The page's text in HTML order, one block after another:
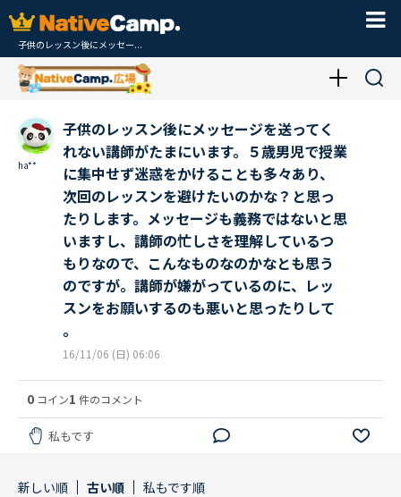
子供のレッスン後にメッセー...
ha**
子供のレッスン後にメッセージを送ってく
れない講師がたまにいます。５歳男児で授業
に集中せず迷惑をかけることも多々あり、
次回のレッスンを避けたいのかな？と思っ
たりします。メッセージも義務ではないと思
いますし、講師の忙しさを理解しているつ
もりなので、こんなものなのかなとも思う
のですが。講師が嫌がっているのに、レッ
スンをお願いするのも悪いと思ったりして
。
16/11/06 (日) 06:06
0 コイン1 件のコメント
私もです
新しい順 古い順 私もです順